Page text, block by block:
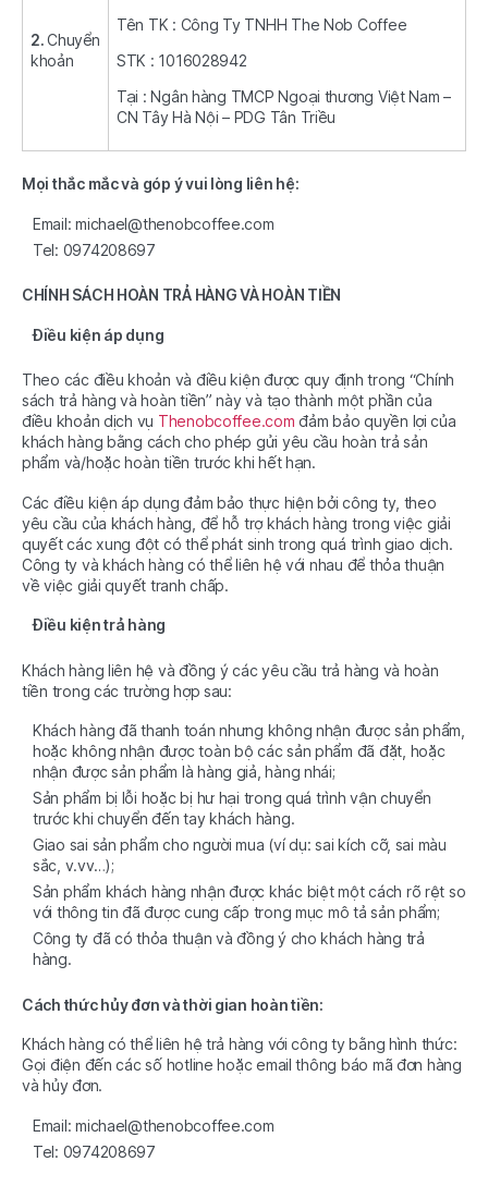
2.Chuyển
khoản
Tên TK : Công Ty TNHH The Nob Coffee
STK : 1016028942
Tại : Ngân hàng TMCP Ngoại thương Việt Nam –
CN Tây Hà Nội – PDG Tân Triều
Mọi thắc mắc và góp ý vui lòng liên hệ:
Email: michael@thenobcoffee.com
Tel: 0974208697
CHÍNH SÁCH HOÀN TRẢ HÀNG VÀ HOÀN TIỀN
Điều kiện áp dụng
Theo các điều khoản và điều kiện được quy định trong “Chính
sách trả hàng và hoàn tiền” này và tạo thành một phần của
điều khoản dịch vụ Thenobcoffee.com đảm bảo quyền lợi của
khách hàng bằng cách cho phép gửi yêu cầu hoàn trả sản
phẩm và/hoặc hoàn tiền trước khi hết hạn.
Các điều kiện áp dụng đảm bảo thực hiện bởi công ty, theo
yêu cầu của khách hàng, để hỗ trợ khách hàng trong việc giải
quyết các xung đột có thể phát sinh trong quá trình giao dịch.
Công ty và khách hàng có thể liên hệ với nhau để thỏa thuận
về việc giải quyết tranh chấp.
Điều kiện trả hàng
Khách hàng liên hệ và đồng ý các yêu cầu trả hàng và hoàn
tiền trong các trường hợp sau:
Khách hàng đã thanh toán nhưng không nhận được sản phẩm,
hoặc không nhận được toàn bộ các sản phẩm đã đặt, hoặc
nhận được sản phẩm là hàng giả, hàng nhái;
Sản phẩm bị lỗi hoặc bị hư hại trong quá trình vận chuyển
trước khi chuyển đến tay khách hàng.
Giao sai sản phẩm cho người mua (ví dụ: sai kích cỡ, sai màu
sắc, v.vv…);
Sản phẩm khách hàng nhận được khác biệt một cách rõ rệt so
với thông tin đã được cung cấp trong mục mô tả sản phẩm;
Công ty đã có thỏa thuận và đồng ý cho khách hàng trả
hàng.
Cách thức hủy đơn và thời gian hoàn tiền:
Khách hàng có thể liên hệ trả hàng với công ty bằng hình thức:
Gọi điện đến các số hotline hoặc email thông báo mã đơn hàng
và hủy đơn.
Email: michael@thenobcoffee.com
Tel: 0974208697